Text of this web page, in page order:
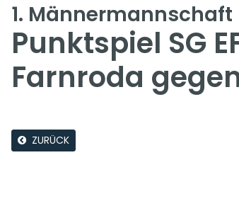
1. Männermannschaft
Punktspiel SG
Farnroda
ZURÜCK